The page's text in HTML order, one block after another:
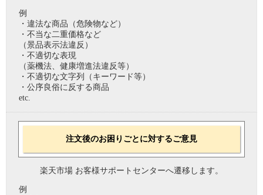
例
・違法な商品（危険物など）
・不当な二重価格など
（景品表示法違反）
・不適切な表現
（薬機法、健康増進法違反等）
・不適切な文字列（キーワード等）
・公序良俗に反する商品
etc.
注文後のお困りごとに対するご意見
楽天市場 お客様サポートセンターへ遷移します。
例